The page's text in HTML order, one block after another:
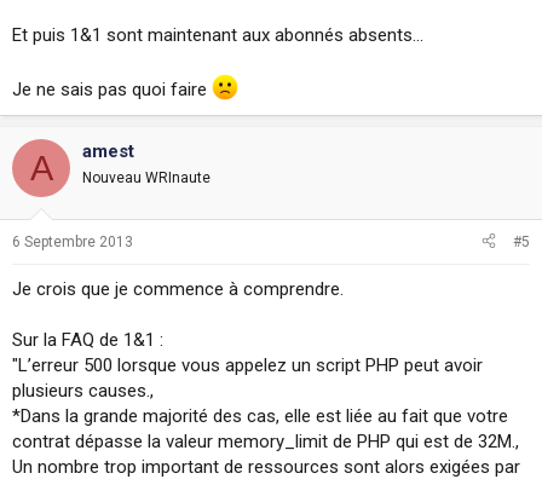
Et puis 1&1 sont maintenant aux abonnés absents...
Je ne sais pas quoi faire
A amest
Nouveau WRInaute
6 Septembre 2013 #5
Je crois que je commence à comprendre.
Sur la FAQ de 1&1 :
"L’erreur 500 lorsque vous appelez un script PHP peut avoir
plusieurs causes.,
*Dans la grande majorité des cas, elle est liée au fait que votre
contrat dépasse la valeur memory_limit de PHP qui est de 32M.,
Un nombre trop important de ressources sont alors exigées par